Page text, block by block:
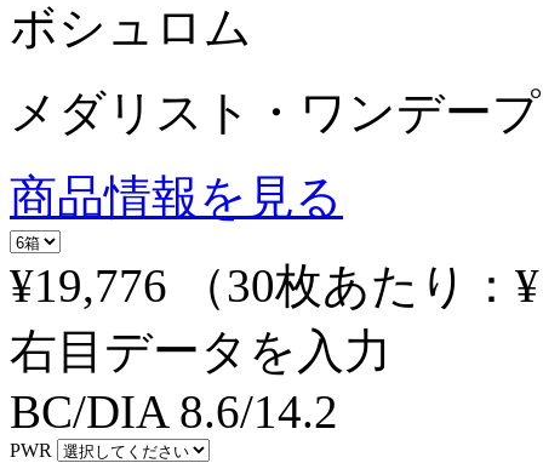
ボシュロム
メダリスト・ワンデー
商品情報を見る
¥19,776
（30枚あたり：
右目データを入力
BC/DIA 8.6/14.2
PWR